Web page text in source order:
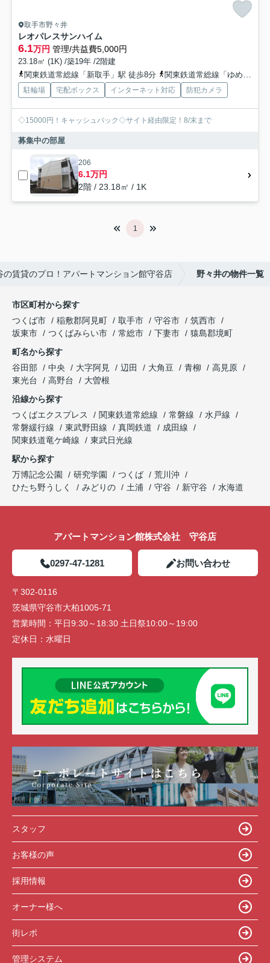
取手市野々井
レオパレスサンハイム
6.1万円 管理/共益費5,000円
23.18㎡ (1K) /築19年 /2階建
関東鉄道常総線「新取手」駅 徒歩8分
関東鉄道常総線「ゆめみ野」駅 徒歩8分
駐輪場 宅配ボックス インターネット対応 防犯カメラ
◇15000円！キャッシュバック◇サイト経由限定！8/末まで
募集中の部屋
206
6.1万円
2階 / 23.18㎡ / 1K
1
の賃貸のプロ！アパートマンション館守谷店 野々井の物件一覧
市区町村から探す
つくば市
稲敷郡阿見町 取手市 守谷市
筑西市
坂東市
つくばみらい市 常総市 下妻市
猿島郡境町
町名から探す
谷田部
中央 大字阿見 辺田 大角豆 青柳
高見原
東光台
高野台
大曽根
沿線から探す
つくばエクスプレス
関東鉄道常総線 常磐線
水戸線
常磐緩行線
東武野田線 真岡鉄道
成田線
関東鉄道竜ケ崎線
東武日光線
駅から探す
万博記念公園
研究学園 つくば
荒川沖
ひたち野うしく
みどりの 土浦 守谷 新守谷 水海道
アパートマンション館株式会社 守谷店
0297-47-1281 お問い合わせ
〒302-0116
茨城県守谷市大柏1005-71
営業時間： 平日9:30～18:30 土日祭10:00～19:00
定休日： 水曜日
スタッフ
お客様の声
採用情報
オーナー様へ
街レポ
管理システム